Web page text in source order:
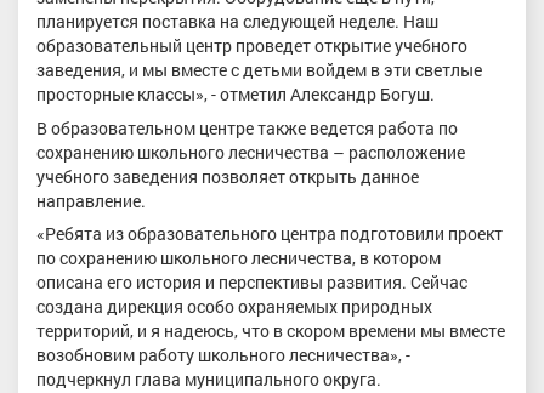
планируется поставка на следующей неделе. Наш
образовательный центр проведет открытие учебного
заведения, и мы вместе с детьми войдем в эти светлые
просторные классы», - отметил Александр Богуш.
В образовательном центре также ведется работа по
сохранению школьного лесничества – расположение
учебного заведения позволяет открыть данное
направление.
«Ребята из образовательного центра подготовили проект
по сохранению школьного лесничества, в котором
описана его история и перспективы развития. Сейчас
создана дирекция особо охраняемых природных
территорий, и я надеюсь, что в скором времени мы вместе
возобновим работу школьного лесничества», -
подчеркнул глава муниципального округа.